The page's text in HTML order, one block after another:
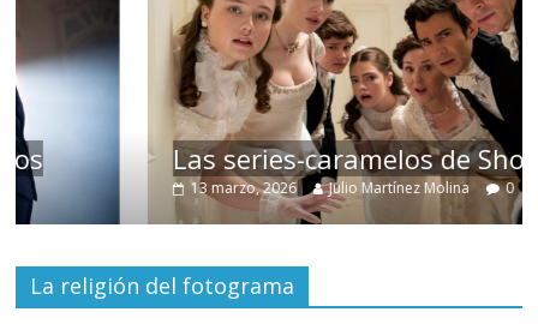
Las series-caramelos de Shondaland
Julio Martínez Molina 0
La religión del fotograma